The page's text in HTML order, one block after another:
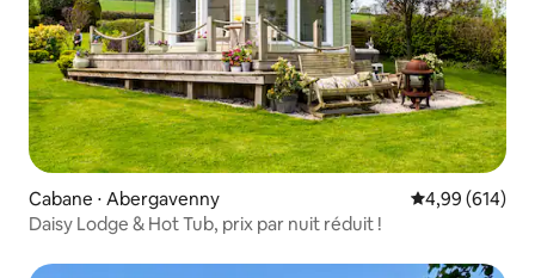
Cabane ⋅ Abergavenny Évaluation
4,99 (614)
Daisy Lodge & Hot Tub, prix par nuit réduit !